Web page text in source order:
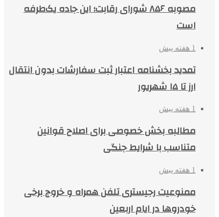
مصوبه ۸۵۶ شورای رقابت؛ این جاده یک‌طرفه
است
1 هفته پیش
تمدید بخشنامه اعتبار ثبت سفارشات بدون انتقال
ارز تا ۱۵ شهریور
1 هفته پیش
مطالبه بخش خصوصی برای اصلاح قوانین
متناسب با شرایط جنگی
1 هفته پیش
ممنوعیت رجیستری تلفن همراه و خروج برخی
خودروها در ایام اربعین